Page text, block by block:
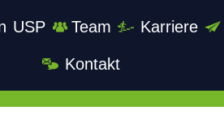
USP Team Karriere
Kontakt